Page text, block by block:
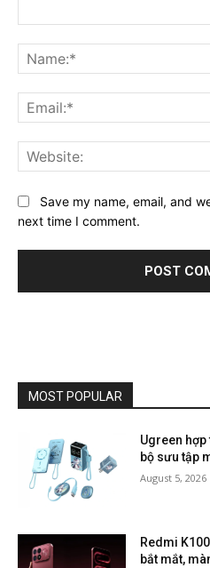
Save my name, email, and
next time I comment.
MOST POPULAR
Ugreen
bộ sưu tập
August 5, 2026
Redmi
bắt mắt,